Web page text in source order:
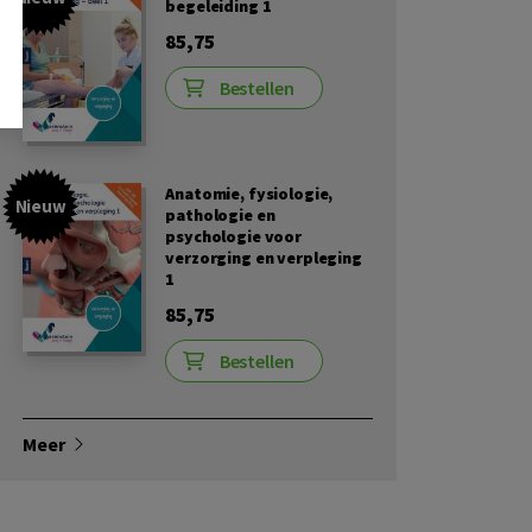
begeleiding 1
85,75
Bestellen
Nieuw
Anatomie, fysiologie,
pathologie en
psychologie voor
verzorging en verpleging
1
85,75
Bestellen
Meer